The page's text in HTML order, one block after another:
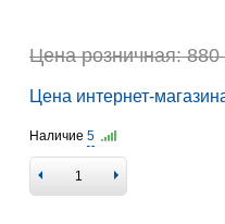
Цена розничная: 880
Цена интернет-
Наличие 5